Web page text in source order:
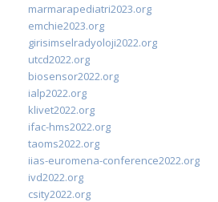
marmarapediatri2023.org
emchie2023.org
girisimselradyoloji2022.org
utcd2022.org
biosensor2022.org
ialp2022.org
klivet2022.org
ifac-hms2022.org
taoms2022.org
iias-euromena-conference2022.org
ivd2022.org
csity2022.org